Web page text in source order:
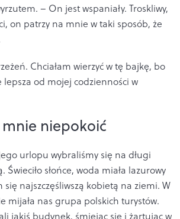
– On jest wspaniały. Troskliwy,
on patrzy na mnie w taki sposób, że
Chciałam wierzyć w tę bajkę, bo
lepsza od mojej codzienności w
mnie niepokoić
urlopu wybraliśmy się na długi
słońce, woda miała lazurowy
się najszczęśliwszą kobietą na ziemi. W
mijała nas grupa polskich turystów.
jakiś budynek, śmiejąc się i żartując w